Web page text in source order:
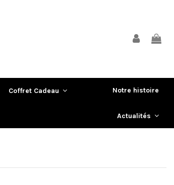
Coffret Cadeau Notre histoire
Actualités